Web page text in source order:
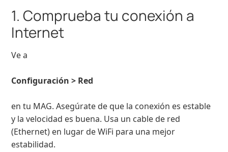
1. Comprueba tu conexión a
Internet
Ve a
Configuración > Red
en tu MAG. Asegúrate de que la conexión es estable
y la velocidad es buena. Usa un cable de red
(Ethernet) en lugar de WiFi para una mejor
estabilidad.